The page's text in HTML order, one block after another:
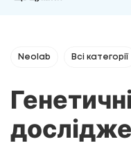
Neolab Всі категорії